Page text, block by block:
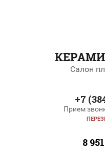
Салон
+7
Прием
8